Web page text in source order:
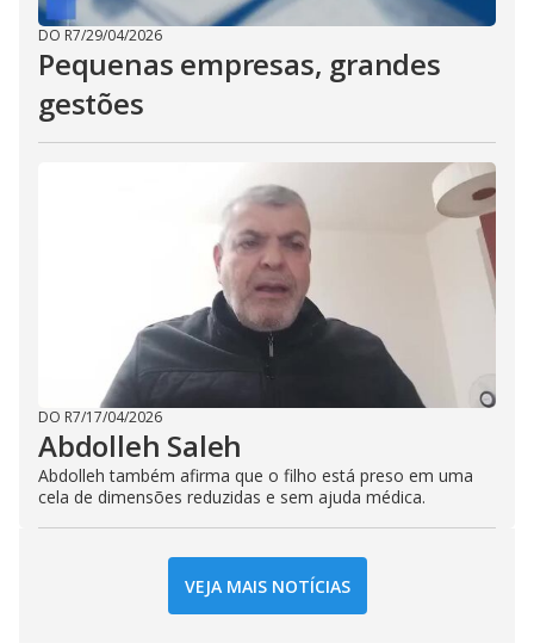
DO R7/29/04/2026
Pequenas empresas, grandes
gestões
DO R7/17/04/2026
Abdolleh Saleh
Abdolleh também afirma que o filho está preso em uma
cela de dimensões reduzidas e sem ajuda médica.
VEJA MAIS NOTÍCIAS